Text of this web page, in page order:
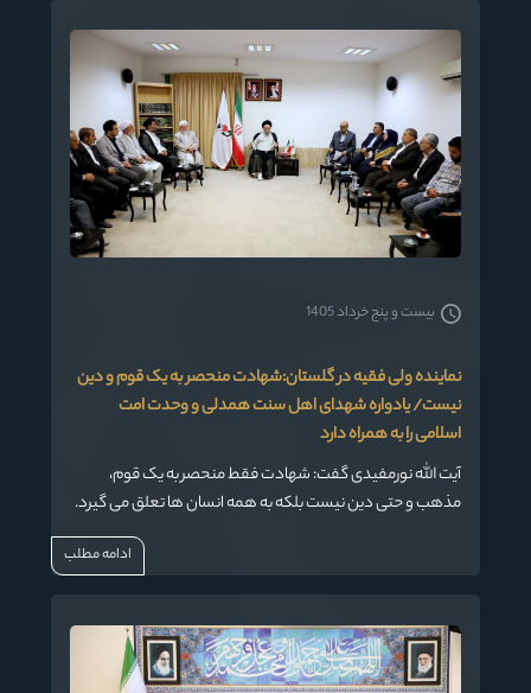
نماینده ولی فقیه در گلستان:شهادت منحصر به یک قوم و دین
نیست/ یادواره شهدای اهل سنت همدلی و وحدت امت
اسلامی را به همراه دارد
آیت الله نورمفیدی گفت: شهادت فقط منحصر به یک قوم،
مذهب و حتی دین نیست بلکه به همه انسان ها تعلق می گیرد.
بیست و پنج خرداد 1405
ادامه مطلب